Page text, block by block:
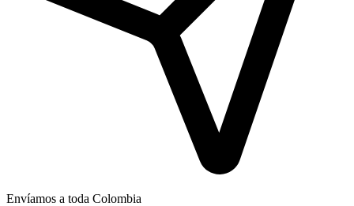
Envíamos a toda Colombia